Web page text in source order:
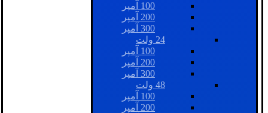
100 آمپر
200 آمپر
300 آمپر
24 ولت
100 آمپر
200 آمپر
300 آمپر
48 ولت
100 آمپر
200 آمپر